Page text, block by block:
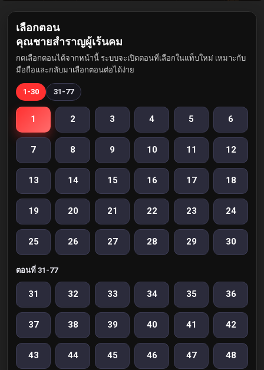
เลือกตอน
คุณชายสำราญผู้เร้นคม
กดเลือกตอนได้จากหน้านี้ ระบบจะเปิดตอนที่เลือกในแท็บใหม่ เหมาะกับ
มือถือและกลับมาเลือกตอนต่อได้ง่าย
1-30 31-77
1 2 3 4 5 6
7 8 9 10 11 12
13 14 15 16 17 18
19 20 21 22 23 24
25 26 27 28 29 30
ตอนที่ 31-77
31 32 33 34 35 36
37 38 39 40 41 42
43 44 45 46 47 48